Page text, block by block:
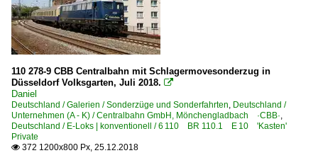
110 278-9 CBB Centralbahn mit Schlagermovesonderzug in
Düsseldorf Volksgarten, Juli 2018. 
Daniel
Deutschland / Galerien / Sonderzüge und Sonderfahrten, Deutschland /
Unternehmen (A - K) / Centralbahn GmbH, Mönchengladbach ·CBB·,
Deutschland / E-Loks | konventionell / 6 110 BR 110.1 E 10 'Kasten'
Private
 372 1200x800 Px, 25.12.2018